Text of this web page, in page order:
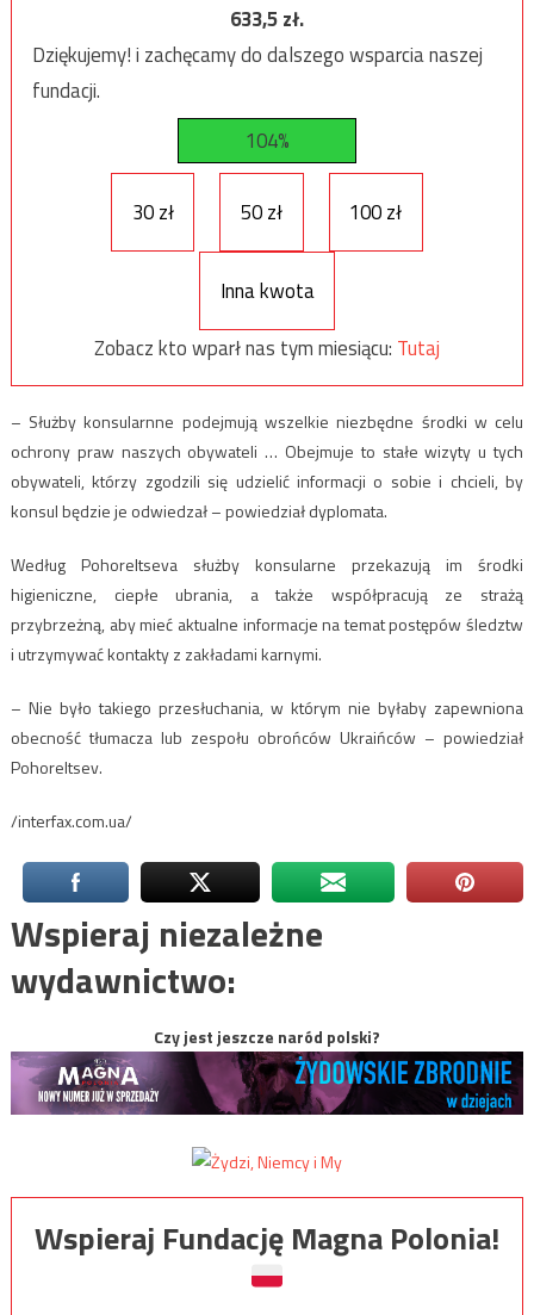
633,5zł.
Dziękujemy! i zachęcamy do dalszego wsparcia naszej
fundacji.
104%
30 zł 50 zł 100 zł
Inna kwota
Zobacz kto wparł nas tym miesiącu: Tutaj
– Służby konsularnne podejmują wszelkie niezbędne środki w celu
ochrony praw naszych obywateli … Obejmuje to stałe wizyty u tych
obywateli, którzy zgodzili się udzielić informacji o sobie i chcieli, by
konsul będzie je odwiedzał – powiedział dyplomata.
Według Pohoreltseva służby konsularne przekazują im środki
higieniczne, ciepłe ubrania, a także współpracują ze strażą
przybrzeżną, aby mieć aktualne informacje na temat postępów śledztw
i utrzymywać kontakty z zakładami karnymi.
– Nie było takiego przesłuchania, w którym nie byłaby zapewniona
obecność tłumacza lub zespołu obrońców Ukraińców – powiedział
Pohoreltsev.
/interfax.com.ua/
Wspieraj niezależne
wydawnictwo:
Czy jest jeszcze naród polski?
Wspieraj Fundację Magna Polonia!